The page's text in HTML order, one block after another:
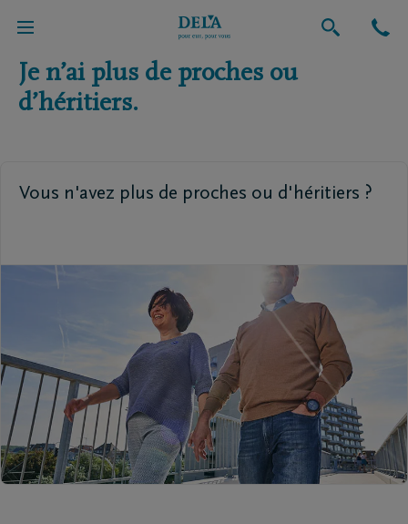
Retour vers l'aperçu global
Je n’ai plus de proches ou
d’héritiers.
Vous n'avez plus de proches ou d'héritiers ?